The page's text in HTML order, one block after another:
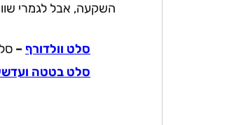
השקעה, אבל לגמרי
סלט וולדורף –
סלט בטטה